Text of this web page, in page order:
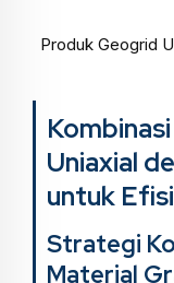
Produk Geogrid
Uniaxial
untuk
Strategi
Material